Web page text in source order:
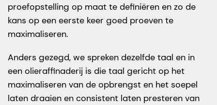
proefopstelling op maat te definiëren en zo de
kans op een eerste keer goed proeven te
maximaliseren.
Anders gezegd, we spreken dezelfde taal en in
een olieraffinaderij is die taal gericht op het
maximaliseren van de opbrengst en het soepel
laten draaien en consistent laten presteren van